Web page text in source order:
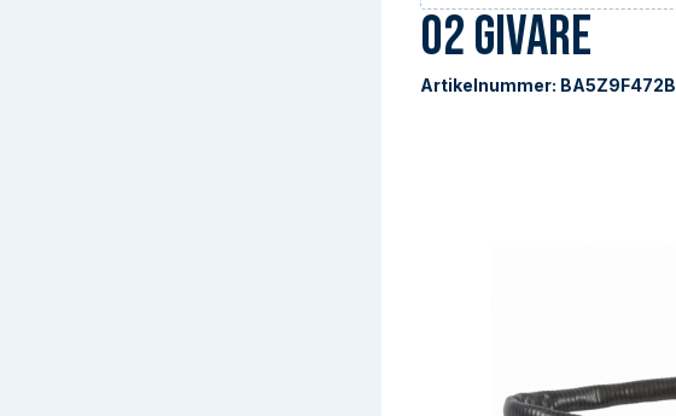
O2 givare
Artikelnummer: BA5Z9F472B